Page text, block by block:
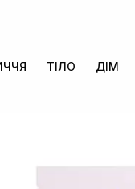
ТІЛО ДІМ